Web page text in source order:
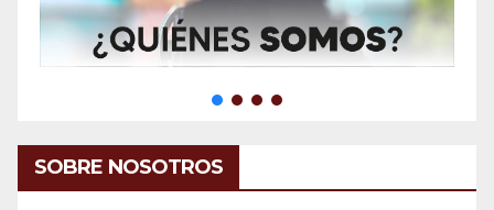
SOBRE NOSOTROS